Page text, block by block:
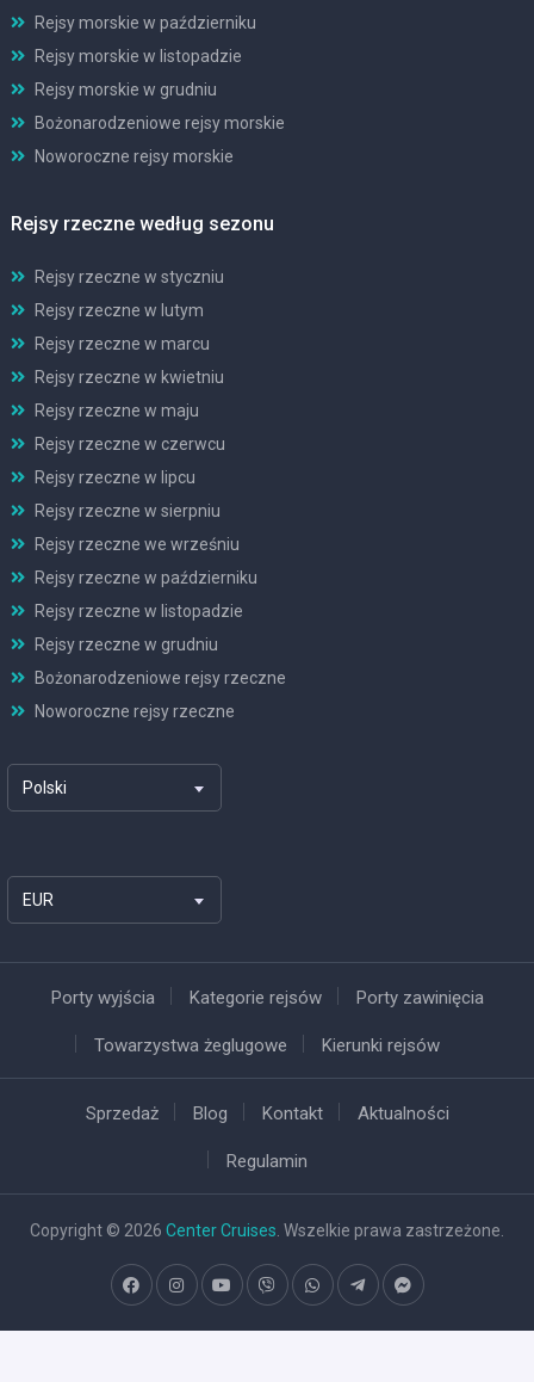
Rejsy morskie w październiku
Rejsy morskie w listopadzie
Rejsy morskie w grudniu
Bożonarodzeniowe rejsy morskie
Noworoczne rejsy morskie
Rejsy rzeczne według sezonu
Rejsy rzeczne w styczniu
Rejsy rzeczne w lutym
Rejsy rzeczne w marcu
Rejsy rzeczne w kwietniu
Rejsy rzeczne w maju
Rejsy rzeczne w czerwcu
Rejsy rzeczne w lipcu
Rejsy rzeczne w sierpniu
Rejsy rzeczne we wrześniu
Rejsy rzeczne w październiku
Rejsy rzeczne w listopadzie
Rejsy rzeczne w grudniu
Bożonarodzeniowe rejsy rzeczne
Noworoczne rejsy rzeczne
Polski
EUR
Porty wyjścia Kategorie rejsów Porty zawinięcia
Towarzystwa żeglugowe Kierunki rejsów
Sprzedaż Blog Kontakt Aktualności
Regulamin
Copyright © 2026 Center Cruises . Wszelkie prawa zastrzeżone.